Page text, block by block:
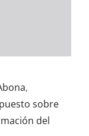
,
sobre
del